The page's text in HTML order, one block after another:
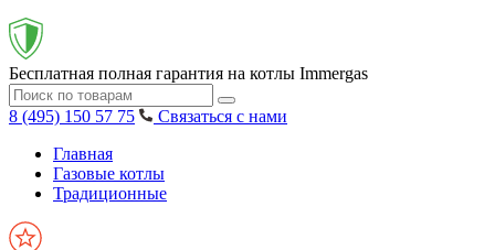
Бесплатная полная гарантия на котлы Immergas
8 (495) 150 57 75
Связаться с нами
Главная
Газовые котлы
Традиционные